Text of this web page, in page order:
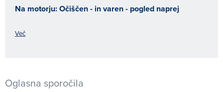
Na motorju: Očiščen - in varen - pogled naprej
Več
Oglasna sporočila